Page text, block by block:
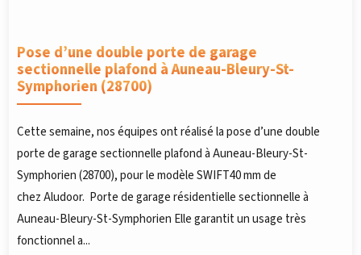
Pose d’une double porte de garage
sectionnelle plafond à Auneau-Bleury-St-
Symphorien (28700)
Cette semaine, nos équipes ont réalisé la pose d’une double
porte de garage sectionnelle plafond à Auneau-Bleury-St-
Symphorien (28700), pour le modèle SWIFT40 mm de
chez Aludoor. Porte de garage résidentielle sectionnelle à
Auneau-Bleury-St-Symphorien Elle garantit un usage très
fonctionnel a...